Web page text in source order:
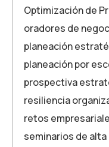
Optimización de
oradores de
planeación
planeación por
prospectiva
resiliencia
retos
seminarios de